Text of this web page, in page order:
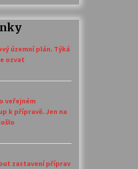
územní plán. Týká
ozvat
veřejném
k přípravě. Jen na
zastavení příprav